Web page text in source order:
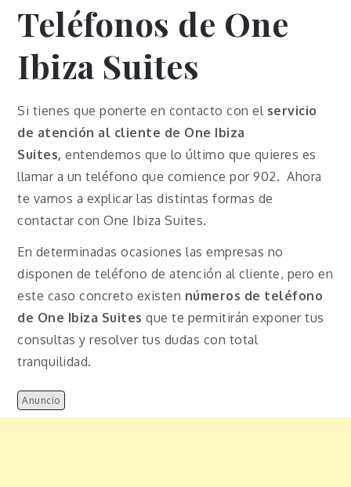
Teléfonos de One
Ibiza Suites
Si tienes que ponerte en contacto con el servicio
de atención al cliente de One Ibiza
Suites, entendemos que lo último que quieres es
llamar a un teléfono que comience por 902. Ahora
te vamos a explicar las distintas formas de
contactar con One Ibiza Suites.
En determinadas ocasiones las empresas no
disponen de teléfono de atención al cliente, pero en
este caso concreto existen números de teléfono
de One Ibiza Suitesque te permitirán exponer tus
consultas y resolver tus dudas con total
tranquilidad.
Anuncio